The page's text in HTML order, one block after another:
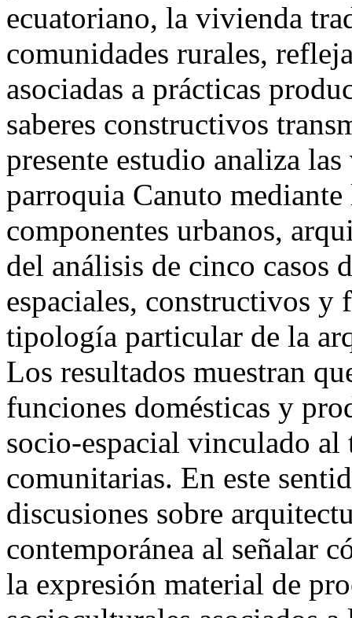
ecuatoriano, la vivienda
comunidades rurales,
asociadas a prácticas
saberes constructivos
presente estudio analiza
parroquia Canuto
componentes urbanos,
del análisis de cinco casos
espaciales, constructivos y
tipología particular de la
Los resultados muestran
funciones domésticas y
socio-espacial vinculado
comunitarias. En este
discusiones sobre
contemporánea al señalar
la expresión material de